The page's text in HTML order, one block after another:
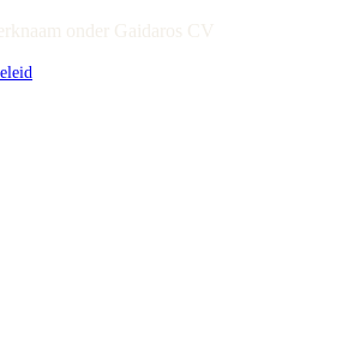
onder Gaidaros CV